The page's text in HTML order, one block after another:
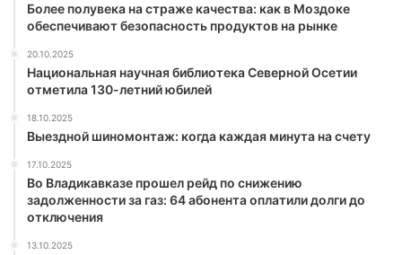
Более полувека на страже качества: как в Моздоке
обеспечивают безопасность продуктов на рынке
20.10.2025
Национальная научная библиотека Северной Осетии
отметила 130-летний юбилей
18.10.2025
Выездной шиномонтаж: когда каждая минута на счету
17.10.2025
Во Владикавказе прошел рейд по снижению
задолженности за газ: 64 абонента оплатили долги до
отключения
13.10.2025